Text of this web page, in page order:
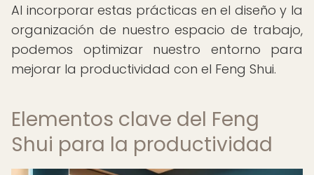
Al incorporar estas prácticas en el diseño y la
organización de nuestro espacio de trabajo,
podemos optimizar nuestro entorno para
mejorar la productividad con el Feng Shui.
Elementos clave del Feng
Shui para la productividad